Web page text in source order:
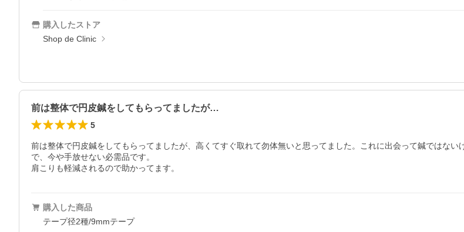
購入したストア
Shop de Clinic
前は整体で円皮鍼をしてもらってましたが…
5
前は整体で円皮鍼をしてもらってましたが、高くてすぐ取れて勿体無いと思ってました。これに出会って鍼ではな
で、今や手放せない必需品です。
肩こりも軽減されるので助かってます。
購入した商品
テープ径2種/9mmテープ